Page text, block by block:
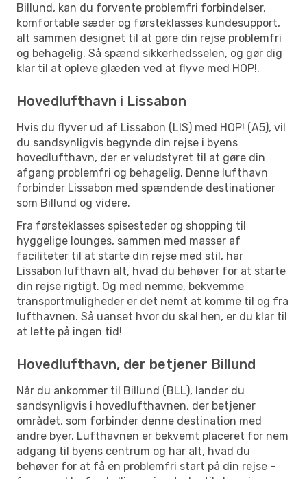
Billund, kan du forvente problemfri forbindelser,
komfortable sæder og førsteklasses kundesupport,
alt sammen designet til at gøre din rejse problemfri
og behagelig. Så spænd sikkerhedsselen, og gør dig
klar til at opleve glæden ved at flyve med HOP!.
Hovedlufthavn i Lissabon
Hvis du flyver ud af Lissabon (LIS) med HOP! (A5), vil
du sandsynligvis begynde din rejse i byens
hovedlufthavn, der er veludstyret til at gøre din
afgang problemfri og behagelig. Denne lufthavn
forbinder Lissabon med spændende destinationer
som Billund og videre.
Fra førsteklasses spisesteder og shopping til
hyggelige lounges, sammen med masser af
faciliteter til at starte din rejse med stil, har
Lissabon lufthavn alt, hvad du behøver for at starte
din rejse rigtigt. Og med nemme, bekvemme
transportmuligheder er det nemt at komme til og fra
lufthavnen. Så uanset hvor du skal hen, er du klar til
at lette på ingen tid!
Hovedlufthavn, der betjener Billund
Når du ankommer til Billund (BLL), lander du
sandsynligvis i hovedlufthavnen, der betjener
området, som forbinder denne destination med
andre byer. Lufthavnen er bekvemt placeret for nem
adgang til byens centrum og har alt, hvad du
behøver for at få en problemfri start på din rejse –